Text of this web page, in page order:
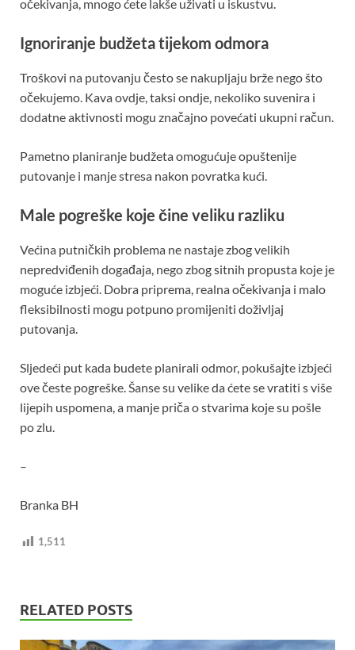
očekivanja, mnogo ćete lakše uživati u iskustvu.
Ignoriranje budžeta tijekom odmora
Troškovi na putovanju često se nakupljaju brže nego što
očekujemo. Kava ovdje, taksi ondje, nekoliko suvenira i
dodatne aktivnosti mogu značajno povećati ukupni račun.
Pametno planiranje budžeta omogućuje opuštenije
putovanje i manje stresa nakon povratka kući.
Male pogreške koje čine veliku razliku
Većina putničkih problema ne nastaje zbog velikih
nepredviđenih događaja, nego zbog sitnih propusta koje je
moguće izbjeći. Dobra priprema, realna očekivanja i malo
fleksibilnosti mogu potpuno promijeniti doživljaj
putovanja.
Sljedeći put kada budete planirali odmor, pokušajte izbjeći
ove česte pogreške. Šanse su velike da ćete se vratiti s više
lijepih uspomena, a manje priča o stvarima koje su pošle
po zlu.
–
Branka BH
1,511
RELATED POSTS